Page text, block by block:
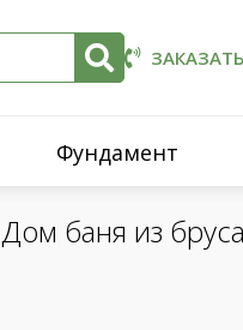
Фундамент
Дом баня из